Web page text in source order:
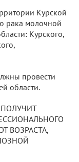
Курской
рака молочной
Курского,
провести
области.
ВОЗРАСТА,